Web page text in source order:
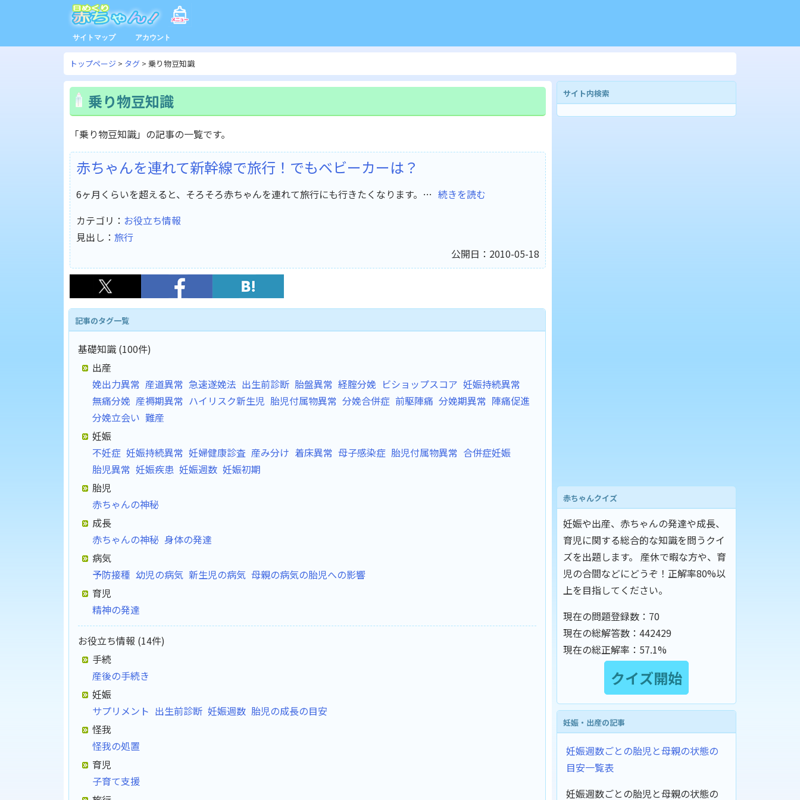
サイトマップ アカウント
トップページ タグ 乗り物豆知識
乗り物豆知識
「乗り物豆知識」の記事の一覧です。
赤ちゃんを連れて新幹線で旅行！でもベビーカーは？
6ヶ月くらいを超えると、そろそろ赤ちゃんを連れて旅行にも行きたくなります。… 続きを読む
カテゴリ： お役立ち情報
見出し： 旅行
公開日：2010-05-18
記事のタグ一覧
基礎知識 (100件)
出産
娩出力異常 産道異常 急速遂娩法 出生前診断 胎盤異常 経腟分娩 ビショップスコア 妊娠持続異常
無痛分娩 産褥期異常 ハイリスク新生児 胎児付属物異常 分娩合併症 前駆陣痛 分娩期異常 陣痛促進
分娩立会い 難産
妊娠
不妊症 妊娠持続異常 妊婦健康診査 産み分け 着床異常 母子感染症 胎児付属物異常 合併症妊娠
胎児異常 妊娠疾患 妊娠週数 妊娠初期
胎児
赤ちゃんの神秘
成長
赤ちゃんの神秘 身体の発達
病気
予防接種 幼児の病気 新生児の病気 母親の病気の胎児への影響
育児
精神の発達
お役立ち情報 (14件)
手続
産後の手続き
妊娠
サプリメント 出生前診断 妊娠週数 胎児の成長の目安
怪我
怪我の処置
育児
子育て支援
サイト内検索
赤ちゃんクイズ
妊娠や出産、赤ちゃんの発達や成長、
育児に関する総合的な知識を問うクイ
ズを出題します。 産休で暇な方や、育
児の合間などにどうぞ！正解率80%以
上を目指してください。
現在の問題登録数： 70
現在の総解答数： 442429
現在の総正解率： 57.1%
妊娠・出産の記事
妊娠週数ごとの胎児と母親の状態の
目安一覧表
妊娠週数ごとの胎児と母親の状態の